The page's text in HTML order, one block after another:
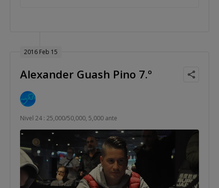
2016 Feb 15
Alexander Guash Pino 7.º
Nivel 24 : 25,000/50,000, 5,000 ante